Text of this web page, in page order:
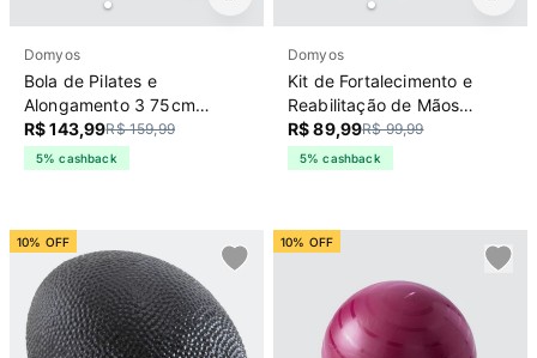
Domyos
Bola de Pilates e
Alongamento 3 75cm
Domyos Bordo
R$ 143,99R$ 159,99
5% cashback
Domyos
Kit de Fortalecimento e
Reabilitação de Mãos
Domyos Cinza
R$ 89,99R$ 99,99
5% cashback
10% OFF 10% OFF